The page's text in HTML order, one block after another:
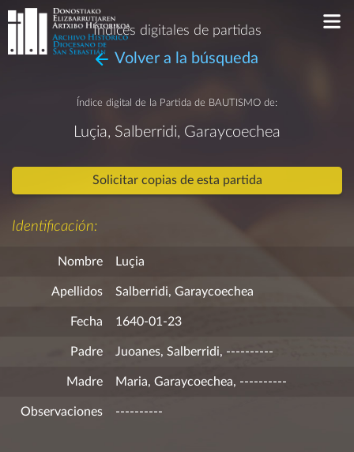
Índices digitales de partidas
Volver a la búsqueda
Índice digital de la Partida de BAUTISMO de:
Luçia, Salberridi, Garaycoechea
Solicitar copias de esta partida
Identificación:
Nombre Luçia
Apellidos Salberridi, Garaycoechea
Fecha 1640-01-23
Padre Juoanes, Salberridi, ----------
Madre Maria, Garaycoechea, ----------
Observaciones ----------